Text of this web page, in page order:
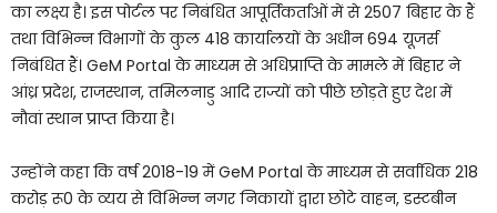
का लक्ष्य है। इस पोर्टल पर निबंधित आपूर्तिकर्ताओं में से 2507 बिहार के हैं
तथा विभिन्न विभागों के कुल 418 कार्यालयों के अधीन 694 यूजर्स
निबंधित हैं। GeM Portal के माध्यम से अधिप्राप्ति के मामले में बिहार ने
आंध्र प्रदेश, राजस्थान, तमिलनाडु आदि राज्यों को पीछे छोड़ते हुए देश में
नौवां स्थान प्राप्त किया है।
उन्होंने कहा कि वर्ष 2018-19 में GeM Portal के माध्यम से सर्वाधिक 218
करोड़ रू0 के व्यय से विभिन्न नगर निकायों द्वारा छोटे वाहन, डस्टबीन